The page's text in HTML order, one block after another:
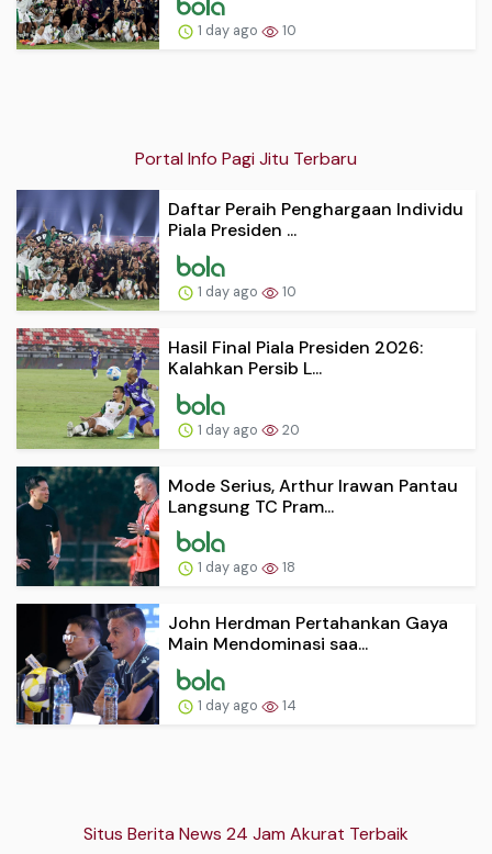
1 day ago 10
Portal Info Pagi Jitu Terbaru
Daftar Peraih Penghargaan Individu
Piala Presiden ...
1 day ago 10
Hasil Final Piala Presiden 2026:
Kalahkan Persib L...
1 day ago 20
Mode Serius, Arthur Irawan Pantau
Langsung TC Pram...
1 day ago 18
John Herdman Pertahankan Gaya
Main Mendominasi saa...
1 day ago 14
Situs Berita News 24 Jam Akurat Terbaik